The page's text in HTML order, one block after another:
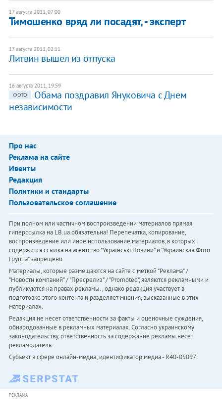
17 августа 2011, 07:00
Тимошенко вряд ли посадят, - эксперт
17 августа 2011, 02:11
​Литвин вышел из отпуска
16 августа 2011, 19:59
ФОТО
Обама поздравил Януковича с Днем
независимости
Про нас
Реклама на сайте
Ивенты
Редакция
Политики и стандарты
Пользовательское соглашение
При полном или частичном воспроизведении материалов прямая
гиперссылка на LB.ua обязательна! Перепечатка, копирование,
воспроизведение или иное использование материалов, в которых
содержится ссылка на агентство "Українськi Новини" и "Украинская Фото
Группа" запрещено.
Материалы, которые размещаются на сайте с меткой "Реклама" /
"Новости компаний" / "Пресрелиз" / "Promoted", являются рекламными и
публикуются на правах рекламы. , однако редакция участвует в
подготовке этого контента и разделяет мнения, высказанные в этих
материалах.
Редакция не несет ответственности за факты и оценочные суждения,
обнародованные в рекламных материалах. Согласно украинскому
законодательству, ответственность за содержание рекламы несет
рекламодатель.
Субъект в сфере онлайн-медиа; идентификатор медиа - R40-05097
РЕКЛАМА